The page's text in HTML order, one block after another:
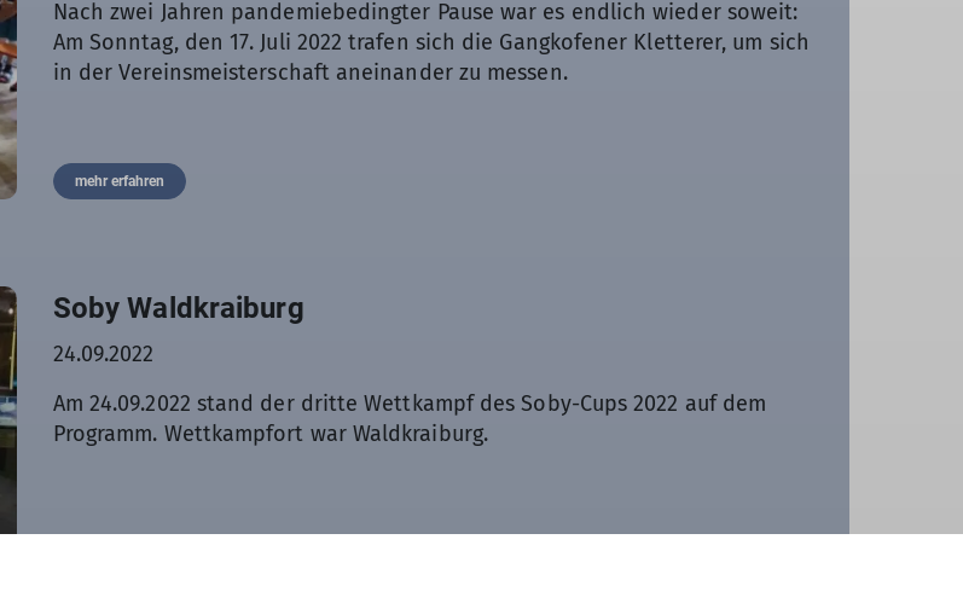
Nach zwei Jahren pandemiebedingter Pause war es endlich wieder soweit:
Am Sonntag, den 17. Juli 2022 trafen sich die Gangkofener Kletterer, um sich
in der Vereinsmeisterschaft aneinander zu messen.
mehr erfahren
Soby Waldkraiburg
24.09.2022
Am 24.09.2022 stand der dritte Wettkampf des Soby-Cups 2022 auf dem
Programm. Wettkampfort war Waldkraiburg.